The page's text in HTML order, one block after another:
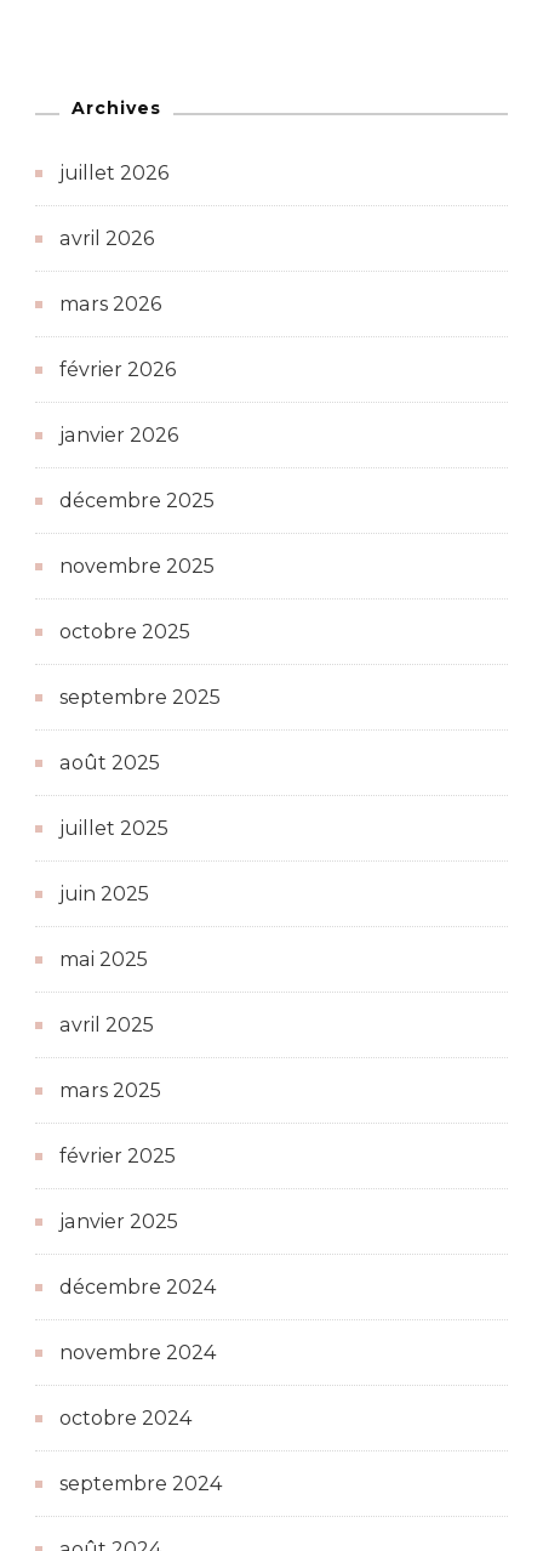
Archives
juillet 2026
avril 2026
mars 2026
février 2026
janvier 2026
décembre 2025
novembre 2025
octobre 2025
septembre 2025
août 2025
juillet 2025
juin 2025
mai 2025
avril 2025
mars 2025
février 2025
janvier 2025
décembre 2024
novembre 2024
octobre 2024
septembre 2024